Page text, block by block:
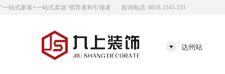
“一站式家装+一站式卖场”倡导者和引领者 咨询电话: 0818-2345-333
达州站